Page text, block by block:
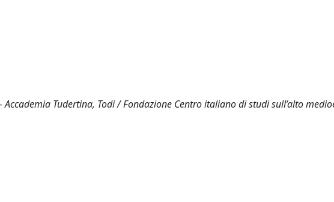
Tudertina, Todi / Fondazione Centro italiano di studi sull’alto